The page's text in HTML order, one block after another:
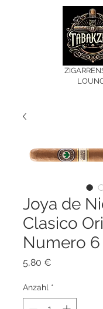
Joya de
Clasico
Numero 6
5,80 €
Anzahl *